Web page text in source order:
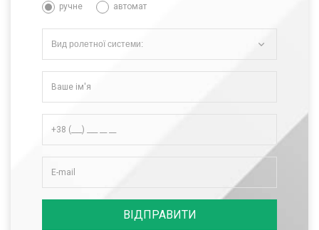
ручне
автомат
Вид ролетної системи:
ВІДПРАВИТИ